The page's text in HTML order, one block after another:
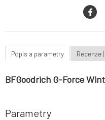
Popis a parametry Recenze
BFGoodrich G-Force
Parametry